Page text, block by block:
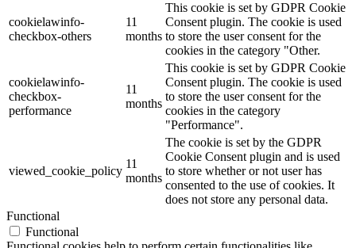
cookielawinfo-
checkbox-others
11
months
This cookie is set by GDPR Cookie
Consent plugin. The cookie is used
to store the user consent for the
cookies in the category "Other.
cookielawinfo-
checkbox-
performance
11
months
This cookie is set by GDPR Cookie
Consent plugin. The cookie is used
to store the user consent for the
cookies in the category
"Performance".
viewed_cookie_policy
11
months
The cookie is set by the GDPR
Cookie Consent plugin and is used
to store whether or not user has
consented to the use of cookies. It
does not store any personal data.
Functional
Functional